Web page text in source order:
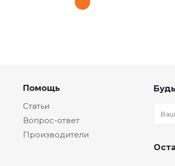
Помощь
Статьи
Вопрос-ответ
Производители